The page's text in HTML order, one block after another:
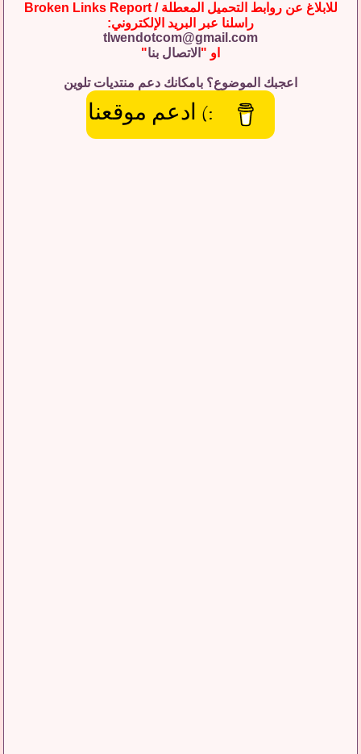
للابلاغ عن روابط التحميل المعطلة / Broken Links Report
راسلنا عبر البريد الإلكتروني:
tlwendotcom@gmail.com
او " الاتصال بنا"
اعجبك الموضوع؟ بامكانك دعم منتديات تلوين
:) ادعم موقعنا